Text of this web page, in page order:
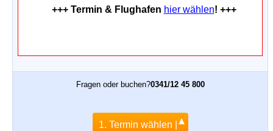
+++ Termin & Flughafen hier wählen! +++
Fragen oder buchen?0341/12 45 800
1. Termin wählen |